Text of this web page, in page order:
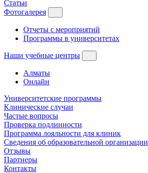
Статьи
Фотогалерея
Отчеты с мероприятий
Программы в университетах
Наши учебные центры
Алматы
Онлайн
Университетские программы
Клинические случаи
Частые вопросы
Проверка подлинности
Программа лояльности для клиник
Сведения об образовательной организации
Отзывы
Партнеры
Контакты